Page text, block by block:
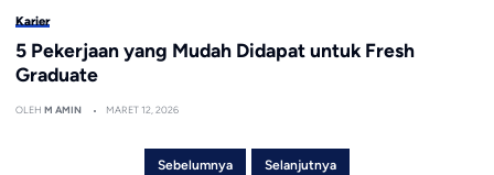
Karier
5 Pekerjaan yang Mudah Didapat untuk Fresh
Graduate
OLEH M AMIN MARET 12, 2026
Sebelumnya Selanjutnya